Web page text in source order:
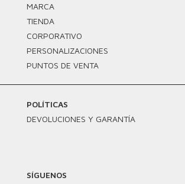
MARCA
TIENDA
CORPORATIVO
PERSONALIZACIONES
PUNTOS DE VENTA
POLÍTICAS
DEVOLUCIONES Y GARANTÍA
SÍGUENOS